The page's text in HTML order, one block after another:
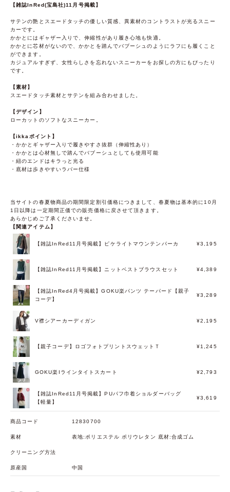
【雑誌InRed(宝島社)11月号掲載】
サテンの艶とスエードタッチの優しい質感、異素材のコントラストが光るスニー
カーです。
かかとにはギャザー入りで、伸縮性があり履き心地も快適。
かかとに芯材がないので、かかとを踏んでバブーシュのようにラフにも履くこと
ができます。
カジュアルすぎず、女性らしさを忘れないスニーカーをお探しの方にもぴったり
です。
【素材】
スエードタッチ素材とサテンを組み合わせました。
【デザイン】
ローカットのソフトなスニーカー。
【ikkaポイント】
・かかとギャザー入りで履きやすさ抜群（伸縮性あり）
・かかとは心材無しで踏んでバブーシュとしても使用可能
・紐のエンドはキラっと光る
・底材は歩きやすいラバー仕様
当サイトの春夏物商品の期間限定割引価格につきまして、春夏物は基本的に10月
1日以降は一定期間正価での販売価格に戻させて頂きます。
あらかじめご了承くださいませ。
【関連アイテム】
【雑誌InRed11月号掲載】ピケライトマウンテンパーカ ¥3,195
【雑誌InRed11月号掲載】ニットベストブラウスセット ¥4,389
【雑誌InRed4月号掲載】GOKU楽パンツ テーパード【親子
コーデ】
¥3,289
V襟シアーカーディガン ¥2,195
【親子コーデ】ロゴフォトプリントスウェットＴ ¥1,245
GOKU楽Iラインタイトスカート ¥2,793
【雑誌InRed11月号掲載】PUパフ巾着ショルダーバッグ
【軽量】
¥3,619
商品コード 12830700
素材 表地:ポリエステル ポリウレタン 底材:合成ゴム
クリーニング方法
原産国 中国